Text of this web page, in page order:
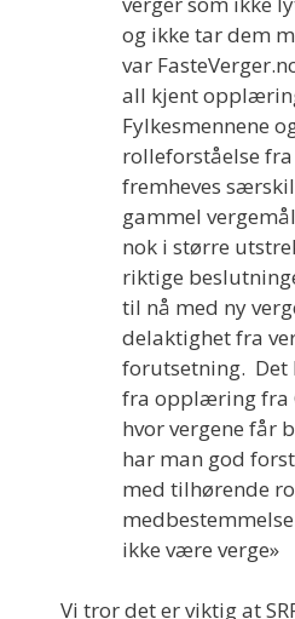
og ikke tar dem
var
all kjent
Fylkesmennene
rolleforståelse fra
fremheves
gammel
nok i større
riktige
til nå med ny
delaktighet fra
forutsetning. Det
fra opplæring fra
hvor vergene får
har man god
med tilhørende
ikke være verge»
Vi tror det er viktig at